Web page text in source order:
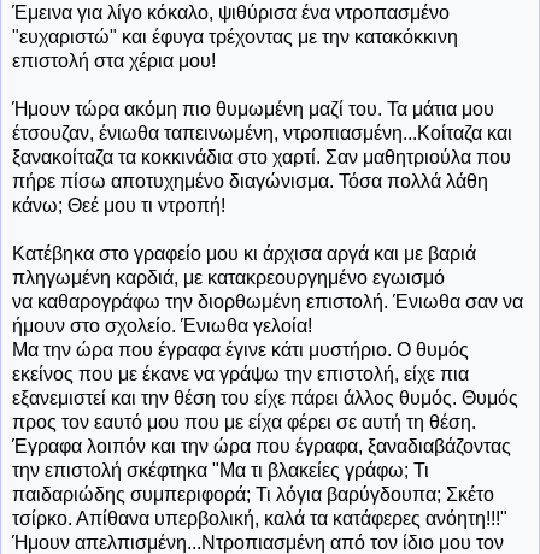
Έμεινα για λίγο κόκαλο, ψιθύρισα ένα ντροπασμένο
"ευχαριστώ" και έφυγα τρέχοντας με την κατακόκκινη
επιστολή στα χέρια μου!
Ήμουν τώρα ακόμη πιο θυμωμένη μαζί του. Τα μάτια μου
έτσουζαν, ένιωθα ταπεινωμένη, ντροπιασμένη...Κοίταζα και
ξανακοίταζα τα κοκκινάδια στο χαρτί. Σαν μαθητριούλα που
πήρε πίσω αποτυχημένο διαγώνισμα. Τόσα πολλά λάθη
κάνω; Θεέ μου τι ντροπή!
Κατέβηκα στο γραφείο μου κι άρχισα αργά και με βαριά
πληγωμένη καρδιά, με κατακρεουργημένο εγωισμό
να καθαρογράφω την διορθωμένη επιστολή. Ένιωθα σαν να
ήμουν στο σχολείο. Ένιωθα γελοία!
Μα την ώρα που έγραφα έγινε κάτι μυστήριο. Ο θυμός
εκείνος που με έκανε να γράψω την επιστολή, είχε πια
εξανεμιστεί και την θέση του είχε πάρει άλλος θυμός. Θυμός
προς τον εαυτό μου που με είχα φέρει σε αυτή τη θέση.
Έγραφα λοιπόν και την ώρα που έγραφα, ξαναδιαβάζοντας
την επιστολή σκέφτηκα "Μα τι βλακείες γράφω; Τι
παιδαριώδης συμπεριφορά; Τι λόγια βαρύγδουπα; Σκέτο
τσίρκο. Απίθανα υπερβολική, καλά τα κατάφερες ανόητη!!!"
Ήμουν απελπισμένη...Ντροπιασμένη από τον ίδιο μου τον